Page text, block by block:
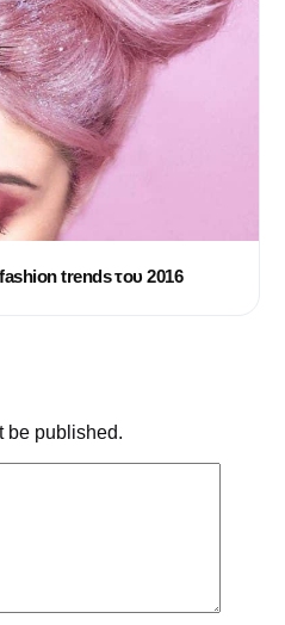
trends του 2016
be published.